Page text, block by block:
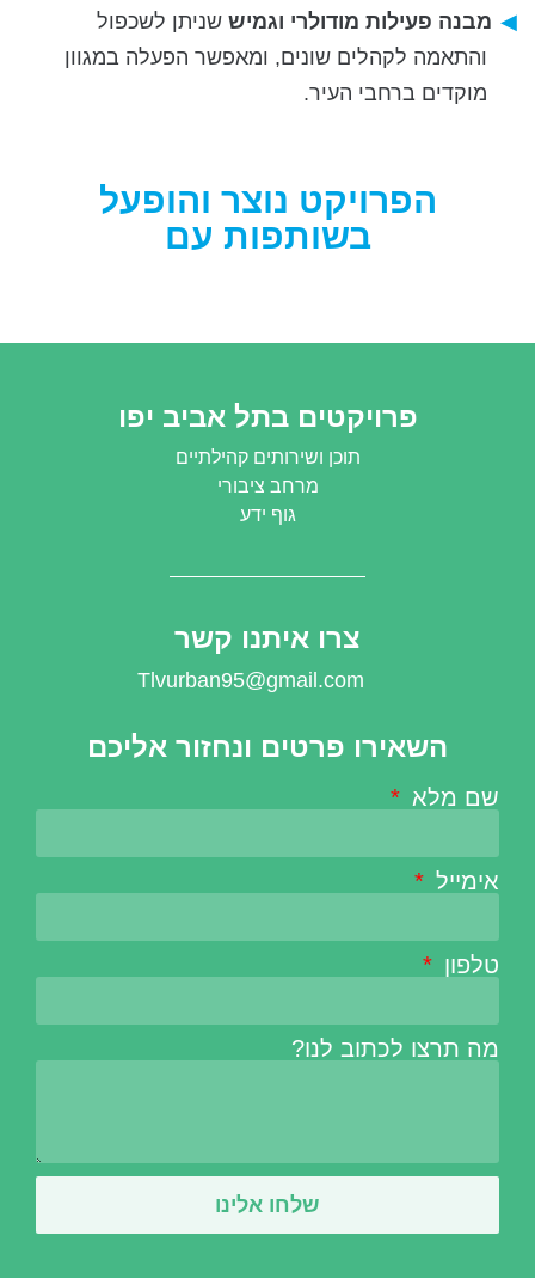
מבנה פעילות מודולרי וגמיש שניתן לשכפול
והתאמה לקהלים שונים, ומאפשר הפעלה במגוון
מוקדים ברחבי העיר.
הפרויקט נוצר והופעל
בשותפות עם
פרויקטים בתל אביב יפו
תוכן ושירותים קהילתיים
מרחב ציבורי
גוף ידע
צרו איתנו קשר
Tlvurban95@gmail.com
השאירו פרטים ונחזור אליכם
שם מלא
אימייל
טלפון
מה תרצו לכתוב לנו?
שלחו אלינו